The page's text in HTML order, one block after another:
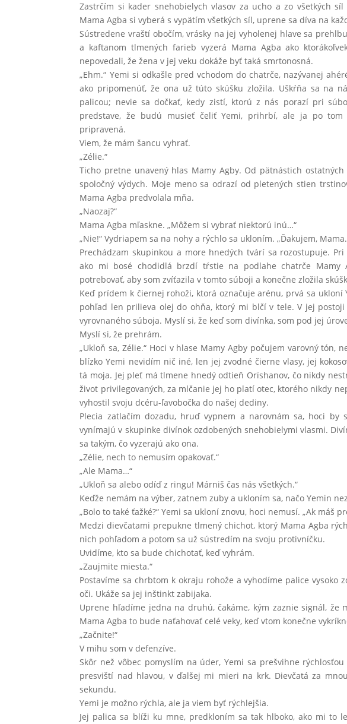
Zastrčím si kader snehobielych vlasov za ucho a zo všetkých
Mama Agba si vyberá s vypätím všetkých síl, uprene sa díva na
Sústredene vraští obočím, vrásky na jej vyholenej hlave sa
a kaftanom tlmených farieb vyzerá Mama Agba ako
nepovedali, že žena v jej veku dokáže byť taká smrtonosná.
„Ehm.“ Yemi si odkašle pred vchodom do chatrče, nazývanej
ako pripomenúť, že ona už túto skúšku zložila. Uškŕňa sa na
palicou; nevie sa dočkať, kedy zistí, ktorú z nás porazí pri
predstave, že budú musieť čeliť Yemi, prihrbí, ale ja po tom
pripravená.
Viem, že mám šancu vyhrať.
„Zélie.“
Ticho pretne unavený hlas Mamy Agby. Od pätnástich
spoločný výdych. Moje meno sa odrazí od pletených stien
Mama Agba predvolala mňa.
„Naozaj?“
Mama Agba mľaskne. „Môžem si vybrať niektorú inú…“
„Nie!“ Vydriapem sa na nohy a rýchlo sa ukloním. „Ďakujem,
Prechádzam skupinkou a more hnedých tvárí sa rozostupuje.
ako mi bosé chodidlá brzdí tŕstie na podlahe chatrče Mamy
potrebovať, aby som zvíťazila v tomto súboji a konečne zložila
Keď prídem k čiernej rohoži, ktorá označuje arénu, prvá sa ukloní
pohľad len prilieva olej do ohňa, ktorý mi blčí v tele. V jej
vyrovnaného súboja. Myslí si, že keď som divínka, som pod jej
Myslí si, že prehrám.
„Ukloň sa, Zélie.“ Hoci v hlase Mamy Agby počujem varovný tón,
blízko Yemi nevidím nič iné, len jej zvodné čierne vlasy, jej
tá moja. Jej pleť má tlmene hnedý odtieň Orïshanov, čo nikdy
život privilegovaných, za mlčanie jej ho platí otec, ktorého nikdy
vyhostil svoju dcéru-ľavobočka do našej dediny.
Plecia zatlačím dozadu, hruď vypnem a narovnám sa, hoci by
vynímajú v skupinke divínok ozdobených snehobielymi vlasmi.
sa takým, čo vyzerajú ako ona.
„Zélie, nech to nemusím opakovať.“
„Ale Mama…“
„Ukloň sa alebo odíď z ringu! Márniš čas nás všetkých.“
Keďže nemám na výber, zatnem zuby a ukloním sa, načo Yemin
„Bolo to také ťažké?“ Yemi sa ukloní znovu, hoci nemusí. „Ak máš
Medzi dievčatami prepukne tlmený chichot, ktorý Mama Agba
nich pohľadom a potom sa už sústredím na svoju protivníčku.
Uvidíme, kto sa bude chichotať, keď vyhrám.
„Zaujmite miesta.“
Postavíme sa chrbtom k okraju rohože a vyhodíme palice vysoko
oči. Ukáže sa jej inštinkt zabijaka.
Uprene hľadíme jedna na druhú, čakáme, kým zaznie signál, že
Mama Agba to bude naťahovať celé veky, keď vtom konečne
„Začnite!“
V mihu som v defenzíve.
Skôr než vôbec pomyslím na úder, Yemi sa prešvihne
presviští nad hlavou, v ďalšej mi mieri na krk. Dievčatá za
sekundu.
Yemi je možno rýchla, ale ja viem byť rýchlejšia.
Jej palica sa blíži ku mne, predkloním sa tak hlboko, ako mi to